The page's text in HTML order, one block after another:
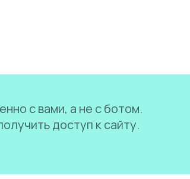
с вами, а не с ботом.
доступ к сайту.